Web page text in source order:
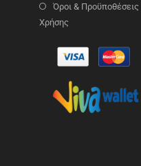
Όροι & Προϋποθέσεις
Χρήσης